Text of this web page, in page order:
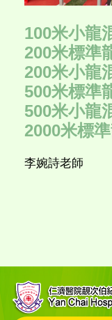
100米小龍
200米標準
200米小龍
500米標準
500米小龍
2000米標
李婉詩老師